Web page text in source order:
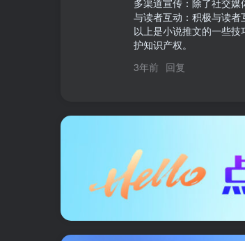
与读者互动：积极与读者
以上是小说推文的一些
护知识产权。
3年前 回复